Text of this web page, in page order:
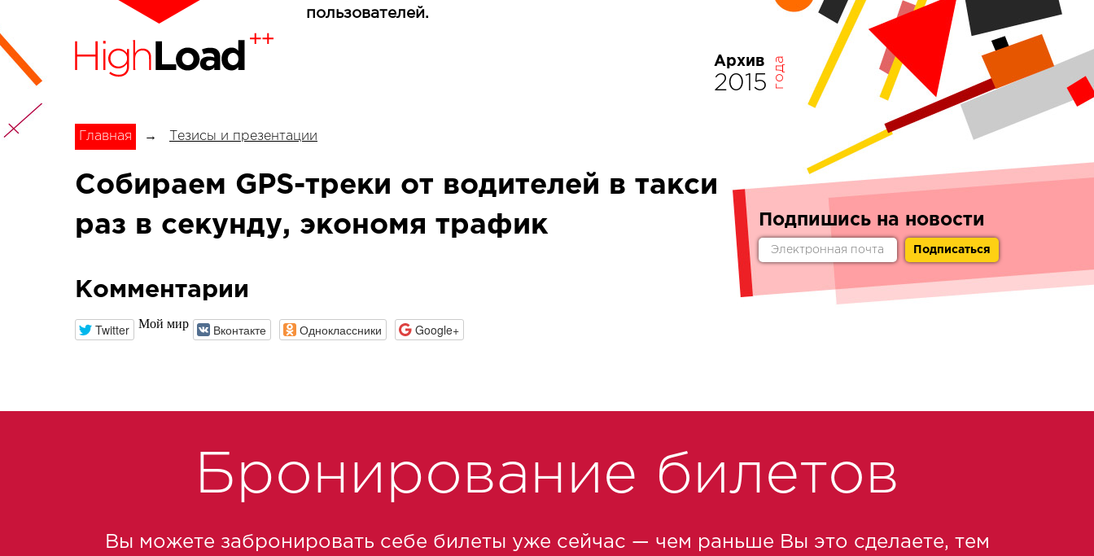
Архив
2015 года
пользователей.
Главная → Тезисы и презентации
Собираем GPS-треки от водителей в такси
раз в секунду, экономя трафик
Комментарии
Twitter Мой мир Вконтакте Одноклассники Google+
Подпишись на новости
Бронирование билетов
Вы можете забронировать себе билеты уже сейчас — чем раньше Вы это сделаете, тем